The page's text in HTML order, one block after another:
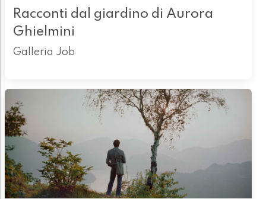
Racconti dal giardino di Aurora
Ghielmini
Galleria Job